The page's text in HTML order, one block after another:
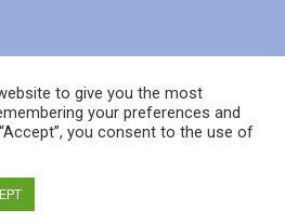
to give you the most
your preferences and
you consent to the use of